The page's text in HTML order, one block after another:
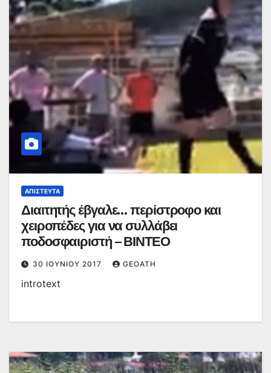
ΑΠΊΣΤΕΥΤΑ
Διαιτητής έβγαλε… περίστροφο και
χειροπέδες για να συλλάβει
ποδοσφαιριστή – ΒΙΝΤΕΟ
30 ΙΟΥΝΊΟΥ 2017 GEOATH
introtext